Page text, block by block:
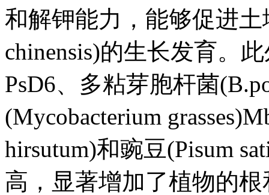
和解钾能力，能够促进
chinensis)的生长发育。
PsD6、多粘芽胞杆菌
(Mycobacterium
hirsutum)和豌豆(Pisum
高，显著增加了植物的